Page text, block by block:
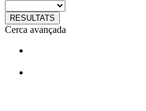
RESULTATS
Cerca avançada